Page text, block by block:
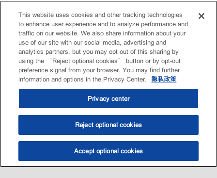
选油助手 查找门店
This website uses cookies and other tracking technologies
to enhance user experience and to analyze performance and
traffic on our website. We also share information about your
use of our site with our social media, advertising and
analytics partners, but you may opt out of this sharing by
using the “Reject optional cookies” button or by opt-out
preference signal from your browser. You may find further
information and options in the Privacy Center.
隐私政策
Privacy center
Reject optional cookies
Accept optional cookies